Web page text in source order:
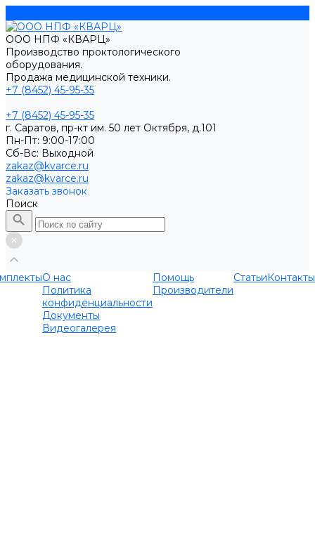
ООО НПФ «КВАРЦ»
Производство проктологического
оборудования.
Продажа медицинской техники.
+7 (8452) 45-95-35
+7 (8452) 45-95-35
г. Саратов, пр-кт им. 50 лет Октября, д.101
Пн-Пт: 9:00-17:00
Cб-Вс: Выходной
zakaz@kvarce.ru
zakaz@kvarce.ru
Заказать звонок
Поиск
О нас
Политика
конфиденциальности
Документы
Видеогалерея
Помощь
Производители
СтатьиКонтакты